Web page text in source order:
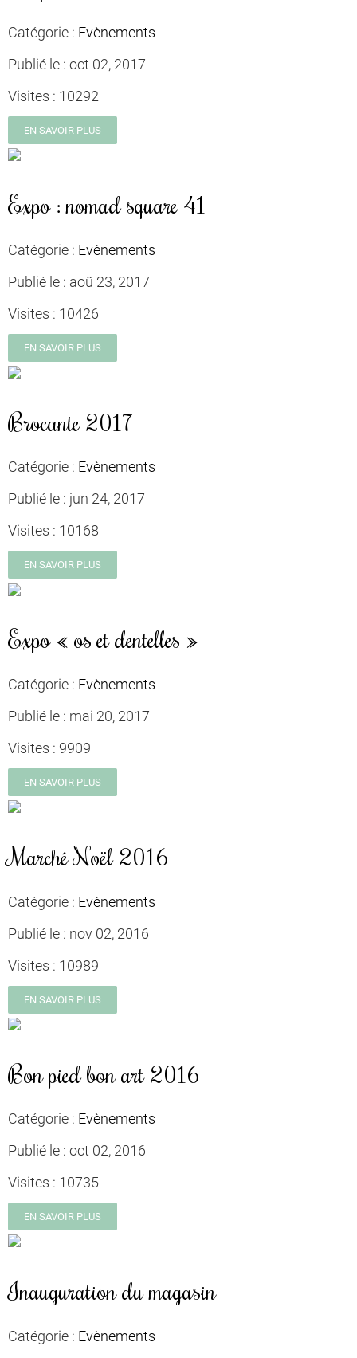
Catégorie : Evènements
Publié le : oct 02, 2017
Visites : 10292
EN SAVOIR PLUS
Expo : nomad square 41
Catégorie : Evènements
Publié le : aoû 23, 2017
Visites : 10426
EN SAVOIR PLUS
Brocante 2017
Catégorie : Evènements
Publié le : jun 24, 2017
Visites : 10168
EN SAVOIR PLUS
Expo « os et dentelles »
Catégorie : Evènements
Publié le : mai 20, 2017
Visites : 9909
EN SAVOIR PLUS
Marché Noël 2016
Catégorie : Evènements
Publié le : nov 02, 2016
Visites : 10989
EN SAVOIR PLUS
Bon pied bon art 2016
Catégorie : Evènements
Publié le : oct 02, 2016
Visites : 10735
EN SAVOIR PLUS
Inauguration du magasin
Catégorie : Evènements